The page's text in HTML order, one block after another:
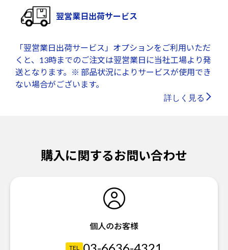
翌営業日出荷サービス
「翌営業日出荷サービス」オプションをご利用いただ
くと、13時までのご注文は翌営業日に当社工場より発
送となります。※ 部品状況によりサービスが使用でき
ない場合がございます。
詳しく見る
購入に関するお問い合わせ
個人のお客様
TEL